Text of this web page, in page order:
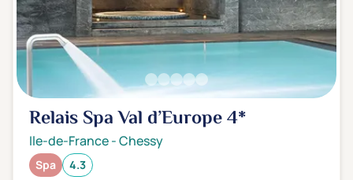
Relais Spa Val d’Europe4*
Ile-de-France-Chessy
Spa 4.3